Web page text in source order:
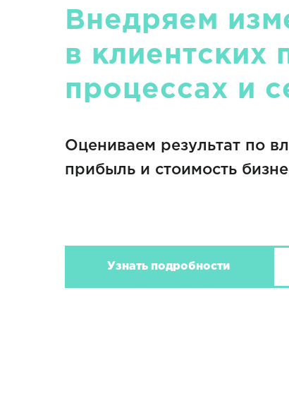
Внедряем
в клиентских
процессах и
Оцениваем результат по
прибыль и стоимость
Узнать подробности